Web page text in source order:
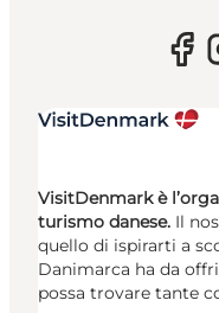
VisitDenmark è
turismo danese. Il
quello di ispirarti a
Danimarca ha da
possa trovare tante